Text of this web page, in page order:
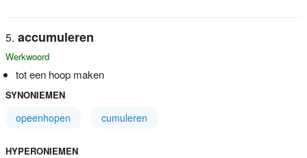
accumuleren
Werkwoord
tot een hoop maken
SYNONIEMEN
opeenhopen cumuleren
HYPERONIEMEN